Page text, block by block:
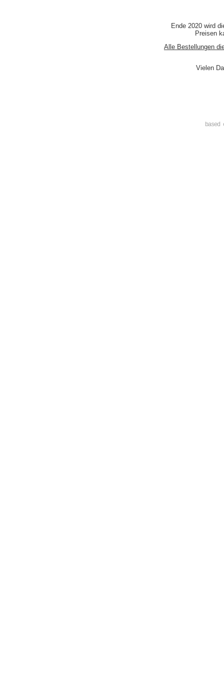
Ende 2020 wird
Preisen
Alle Bestellungen
Vielen